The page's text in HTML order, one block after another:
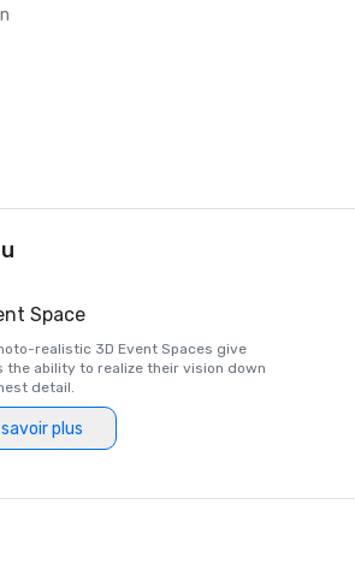
Space
realistic 3D Event Spaces give
the ability to realize their vision down
detail.
savoir plus